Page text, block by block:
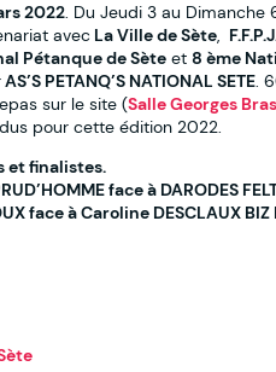
2022. Du Jeudi 3 au Dimanche
avec La Ville de Sète,
Pétanque de Sète et 8 ème
AS’S PETANQ’S NATIONAL SETE.
sur le site (Salle Georges
pour cette édition 2022.
et finalistes.
face à DARODES
face à Caroline DESCLAUX BIZ